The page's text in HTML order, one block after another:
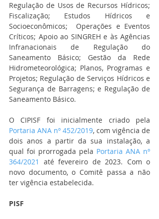
Regulação de Usos de Recursos Hídricos;
Fiscalização; Estudos Hídricos e
Socioeconômicos;  Operações e Eventos
Críticos; Apoio ao SINGREH e às Agências
Infranacionais de Regulação do
Saneamento Básico; Gestão da Rede
Hidrometeorológica; Planos, Programas e
Projetos; Regulação de Serviços Hídricos e
Segurança de Barragens; e Regulação de
Saneamento Básico.
Portaria ANA nº 452/2019, com vigência de
dois anos a partir da sua instalação, a
qual foi prorrogada pela Portaria ANA nº
364/2021
até fevereiro de 2023. Com o
novo documento, o Comitê passa a não
ter vigência estabelecida.
PISF